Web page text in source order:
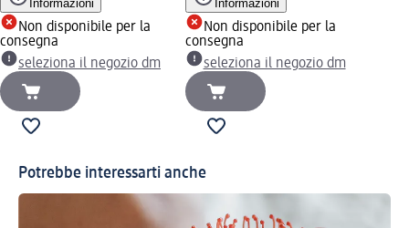
Informazioni
Non disponibile per la
consegna
seleziona il negozio dm
Informazioni
Non disponibile per la
consegna
seleziona il negozio dm
Potrebbe interessarti anche